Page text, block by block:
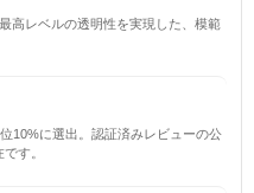
高レベルの透明性を実現した、模範
10%に選出。認証済みレビューの公
す。